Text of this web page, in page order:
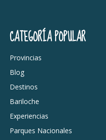
CATEGORÍA POPULAR
Provincias
Blog
Destinos
Bariloche
Experiencias
Parques Nacionales